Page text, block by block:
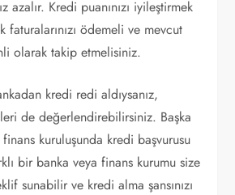
azalır. Kredi puanınızı iyileştirmek
ödemeli ve mevcut
olarak takip etmelisiniz.
kredi redi aldıysanız,
de değerlendirebilirsiniz. Başka
kuruluşunda kredi başvurusu
bir banka veya finans kurumu size
sunabilir ve kredi alma şansınızı